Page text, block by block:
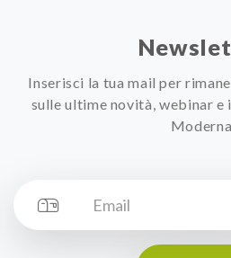
Inserisci la tua mail per
sulle ultime novità, webinar
Moderna